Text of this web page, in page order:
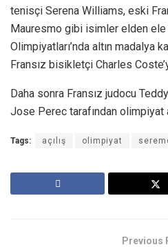
tenisçi Serena Williams, eski
Mauresmo gibi isimler elden ele
Olimpiyatları’nda altın madalya
Fransız bisikletçi Charles
Daha sonra Fransız judocu
Jose Perec tarafından olimpiyat
Tags: açılış olimpiyat
Previous